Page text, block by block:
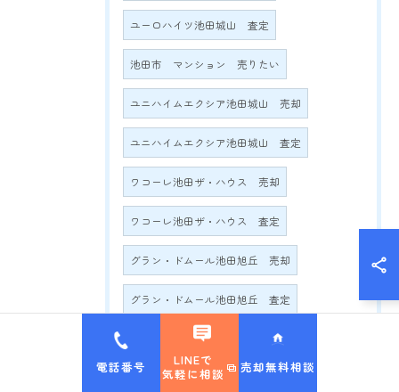
ユーロハイツ池田城山 査定
池田市 マンション 売りたい
ユニハイムエクシア池田城山 売却
ユニハイムエクシア池田城山 査定
ワコーレ池田ザ・ハウス 売却
ワコーレ池田ザ・ハウス 査定
グラン・ドムール池田旭丘 売却
グラン・ドムール池田旭丘 査定
池田市 アンション相場
サンロイヤル池田緑丘 売却
電話番号
LINEで
気軽に相談
売却無料相談